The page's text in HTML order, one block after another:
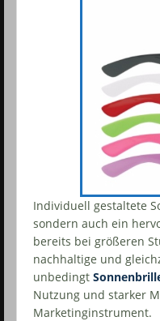
Individuell gestaltete
sondern auch ein
bereits bei größeren
nachhaltige und
unbedingt
Nutzung und starker
Marketinginstrument.